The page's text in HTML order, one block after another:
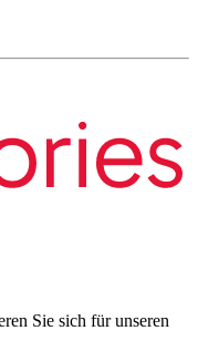
Sie sich für unseren